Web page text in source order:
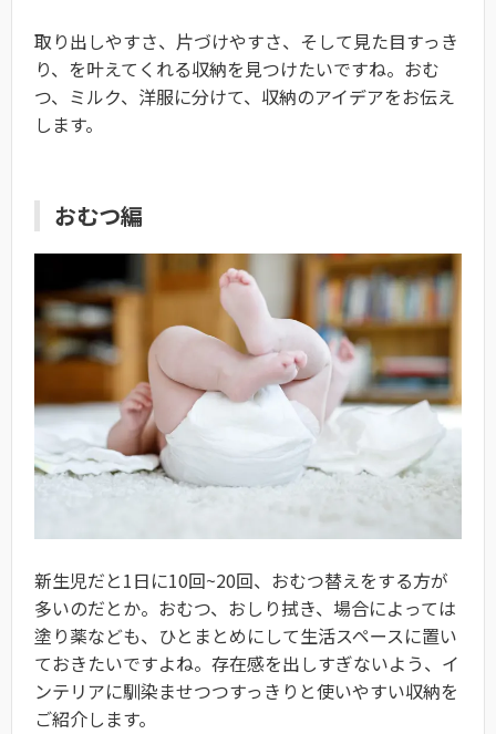
取り出しやすさ、片づけやすさ、そして見た目すっき
り、を叶えてくれる収納を見つけたいですね。おむ
つ、ミルク、洋服に分けて、収納のアイデアをお伝え
します。
おむつ編
新生児だと1日に10回~20回、おむつ替えをする方が
多いのだとか。おむつ、おしり拭き、場合によっては
塗り薬なども、ひとまとめにして生活スペースに置い
ておきたいですよね。存在感を出しすぎないよう、イ
ンテリアに馴染ませつつすっきりと使いやすい収納を
ご紹介します。